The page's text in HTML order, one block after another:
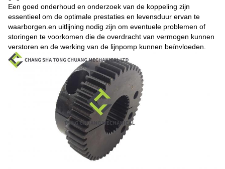
Een goed onderhoud en onderzoek van de koppeling zijn
essentieel om de optimale prestaties en levensduur ervan te
waarborgen.en uitlijning nodig zijn om eventuele problemen of
storingen te voorkomen die de overdracht van vermogen kunnen
verstoren en de werking van de lijnpomp kunnen beïnvloeden.